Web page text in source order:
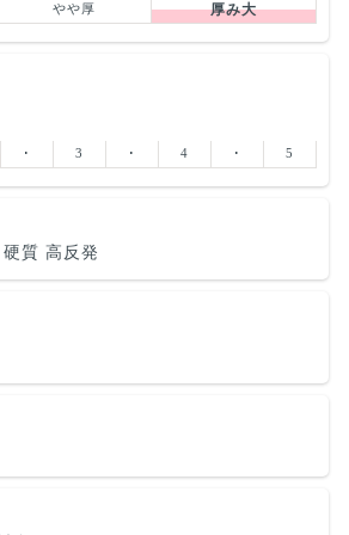
やや厚 厚み大
･ 3 ･ 4 ･ 5
硬質 高反発